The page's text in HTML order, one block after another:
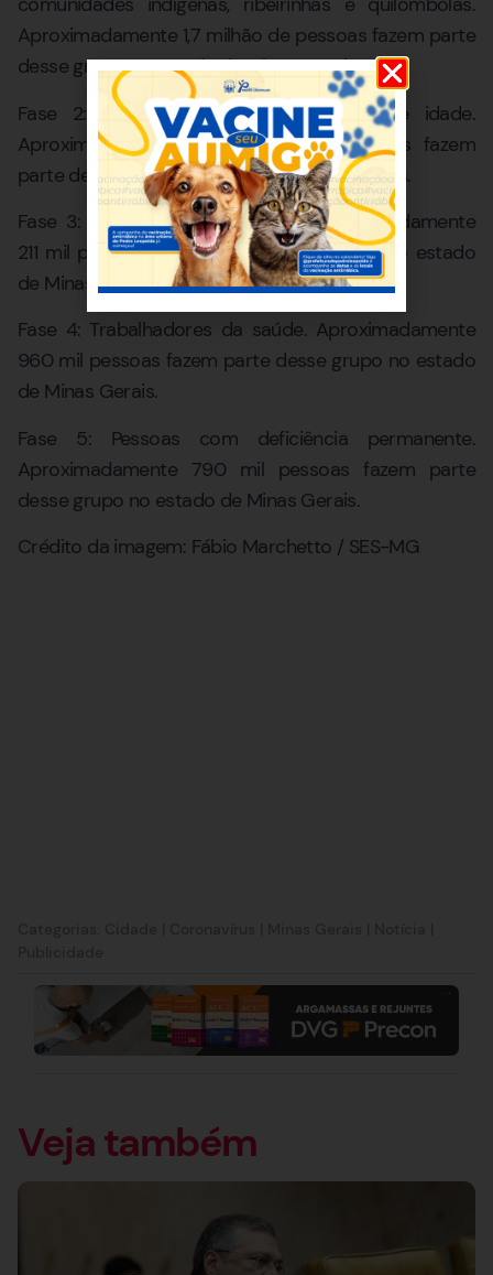
Aproximadamente 1,7 milhão de pessoas fazem parte
desse grupo no estado de Minas Gerais.
Fase 2: pessoas de 60 a 69 anos de idade.
Aproximadamente 1, 9 milhão de pessoas fazem
parte desse grupo no estado de Minas Gerais.
Fase 3: Gestantes e puérperas. Aproximadamente
211 mil pessoas fazem parte desse grupo no estado
de Minas Gerais.
Fase 4: Trabalhadores da saúde. Aproximadamente
960 mil pessoas fazem parte desse grupo no estado
de Minas Gerais.
Fase 5: Pessoas com deficiência permanente.
Aproximadamente 790 mil pessoas fazem parte
desse grupo no estado de Minas Gerais.
Crédito da imagem: Fábio Marchetto / SES-MG
Veja também